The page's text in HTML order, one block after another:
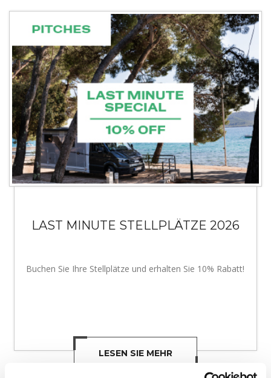
LAST MINUTE STELLPLÄTZE 2026
Buchen Sie Ihre Stellplätze und erhalten Sie 10% Rabatt!
LESEN SIE MEHR